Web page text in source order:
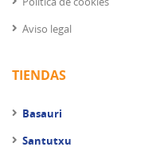
Aviso legal
TIENDAS
Basauri
Santutxu